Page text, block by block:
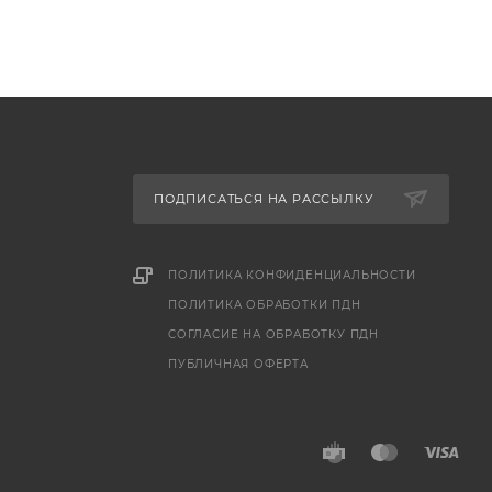
ПОДПИСАТЬСЯ НА РАССЫЛКУ
ПОЛИТИКА КОНФИДЕНЦИАЛЬНОСТИ
ПОЛИТИКА ОБРАБОТКИ ПДН
СОГЛАСИЕ НА ОБРАБОТКУ ПДН
ПУБЛИЧНАЯ ОФЕРТА